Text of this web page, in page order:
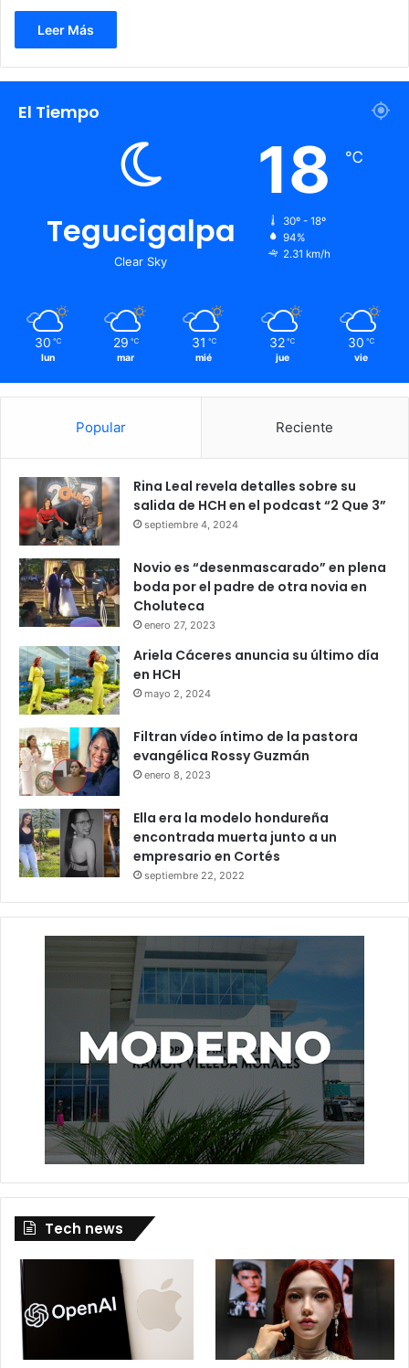
Leer Más
El Tiempo
Tegucigalpa
Clear Sky
18 ℃
30º - 18º
94%
2.31 km/h
30 ℃
lun
29 ℃
mar
31 ℃
mié
32 ℃
jue
30 ℃
vie
Popular Reciente
Rina Leal revela detalles sobre su
salida de HCH en el podcast “2 Que 3”
septiembre 4, 2024
Novio es “desenmascarado” en plena
boda por el padre de otra novia en
Choluteca
enero 27, 2023
Ariela Cáceres anuncia su último día
en HCH
mayo 2, 2024
Filtran vídeo íntimo de la pastora
evangélica Rossy Guzmán
enero 8, 2023
Ella era la modelo hondureña
encontrada muerta junto a un
empresario en Cortés
septiembre 22, 2022
Tech news